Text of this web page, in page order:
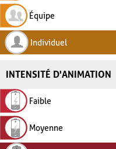
Équipe
Individuel
INTENSITÉ D'ANIMATION
Faible
Moyenne